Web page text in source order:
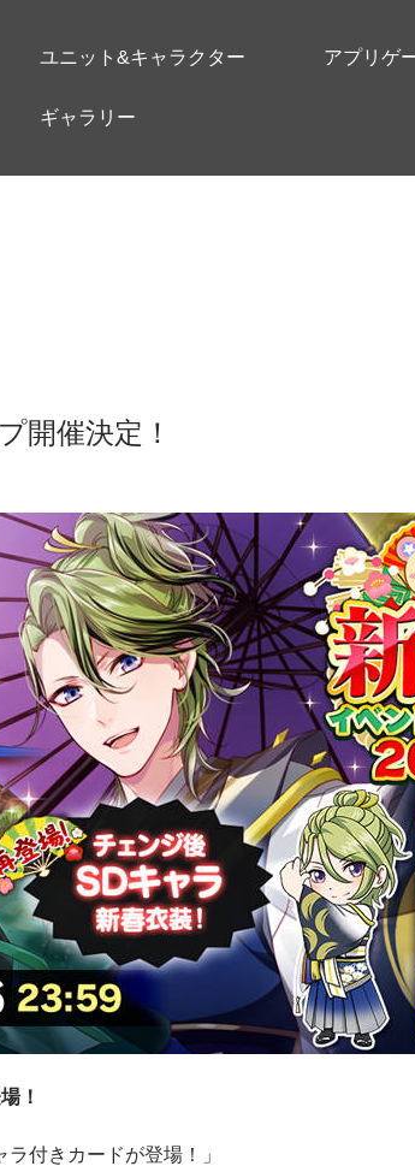
ユニット&キャラクター アプリゲ
ギャラリー
開催決定！
！
付きカードが登場！」